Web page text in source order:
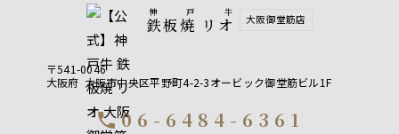
神戸牛
鉄板焼 リオ 大阪御堂筋店
〒541-0046
大阪府 大阪市中央区平野町4-2-3オービック御堂筋ビル1F
call06-6484-6361